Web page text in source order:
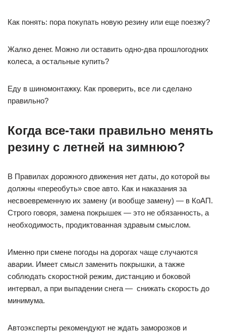
Как понять: пора покупать новую резину или еще поезжу?
Жалко денег. Можно ли оставить одно-два прошлогодних
колеса, а остальные купить?
Еду в шиномонтажку. Как проверить, все ли сделано
правильно?
Когда все-таки правильно менять
резину с летней на зимнюю?
В Правилах дорожного движения нет даты, до которой вы
должны «переобуть» свое авто. Как и наказания за
несвоевременную их замену (и вообще замену) — в КоАП.
Строго говоря, замена покрышек — это не обязанность, а
необходимость, продиктованная здравым смыслом.
Именно при смене погоды на дорогах чаще случаются
аварии. Имеет смысл заменить покрышки, а также
соблюдать скоростной режим, дистанцию и боковой
интервал, а при выпадении снега — снижать скорость до
минимума.
Автоэксперты рекомендуют не ждать заморозков и